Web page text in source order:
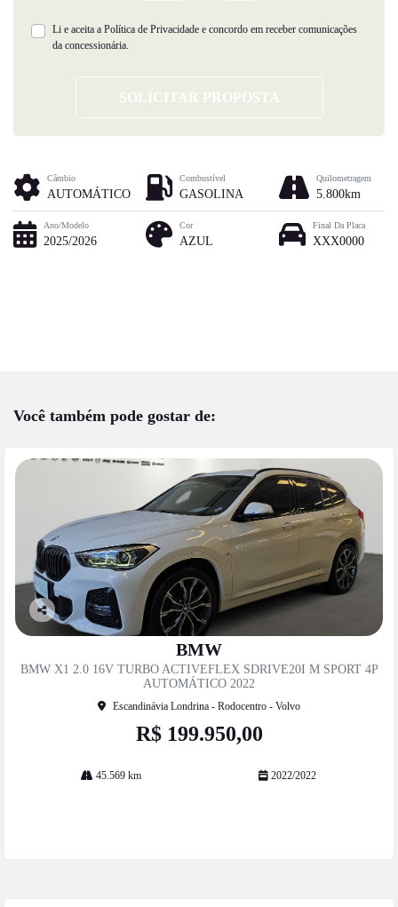
Li e aceita a Política de Privacidade e concordo em receber comunicações
da concessionária.
SOLICITAR PROPOSTA
Câmbio
AUTOMÁTICO
Combustível
GASOLINA
Quilometragem
5.800km
Ano/Modelo
2025/2026
Cor
AZUL
Final Da Placa
XXX0000
Você também pode gostar de:
he
BMW
BMW X1 2.0 16V TURBO ACTIVEFLEX SDRIVE20I M SPORT 4P
AUTOMÁTICO 2022
Escandinávia Londrina - Rodocentro - Volvo
R$ 199.950,00
45.569 km 2022/2022